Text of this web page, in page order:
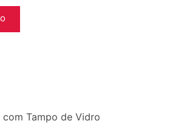
com Tampo de Vidro